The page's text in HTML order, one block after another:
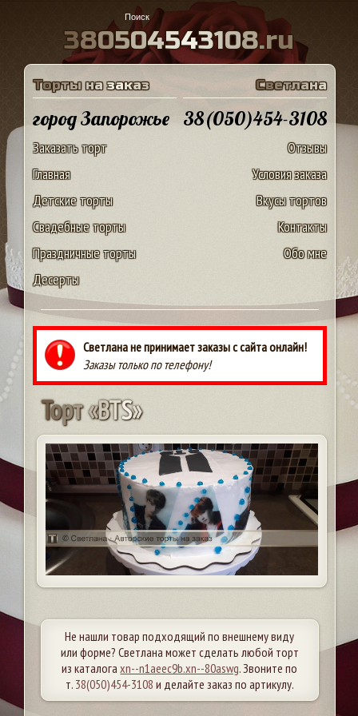
380504543108.ru
Торты на заказ
город Запорожье
Заказать торт
Главная
Детские торты
Свадебные торты
Праздничные торты
Десерты
Светлана
38(050)454-3108
Отзывы
Условия заказа
Вкусы тортов
Контакты
Обо мне
Светлана не принимает заказы с сайта онлайн!
Заказы только по телефону!
Торт«BTS»
Не нашли товар подходящий по внешнему виду
или форме? Светлана может сделать любой торт
из каталогаxn--n1aeec9b.xn--80aswg. Звоните по
т. 38(050)454-3108 и делайте заказ по артикулу.